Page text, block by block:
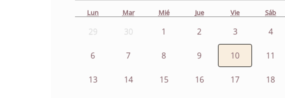
Lun Mar Mié Jue Vie Sáb
29 30 1 2 3 4
6 7 8 9 10 11
13 14 15 16 17 18